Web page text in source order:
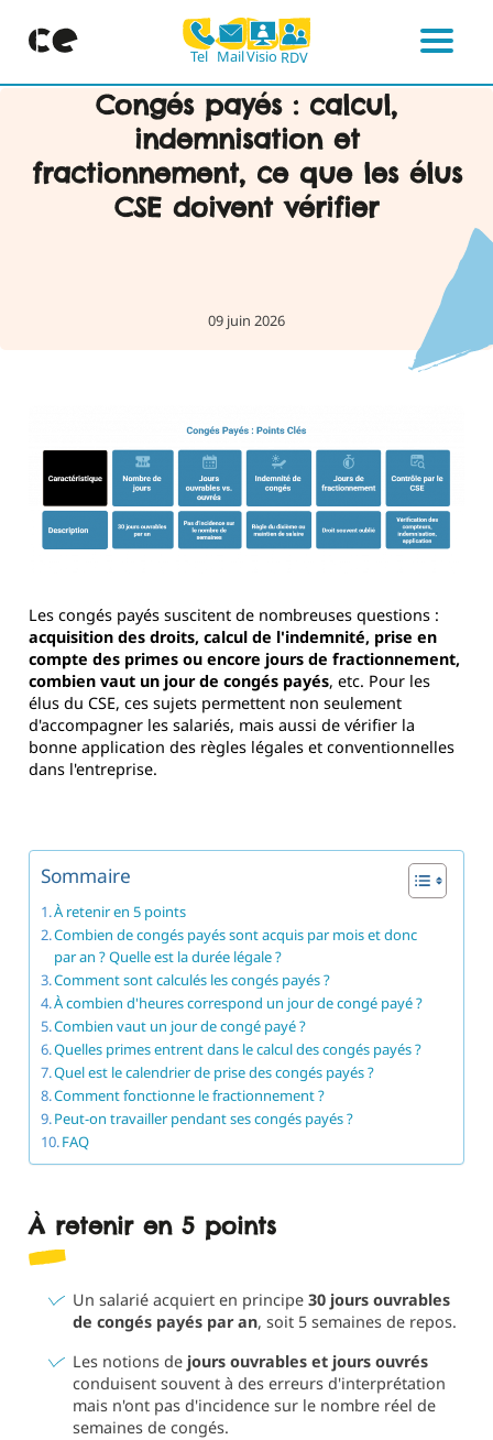
Tel MailVisio RDV
Congés payés : calcul,
indemnisation et
fractionnement, ce que les élus
CSE doivent vérifier
09 juin 2026
Les congés payés suscitent de nombreuses questions :
acquisition des droits, calcul de l'indemnité, prise en
compte des primes ou encore jours de fractionnement,
combien vaut un jour de congés payés, etc. Pour les
élus du CSE, ces sujets permettent non seulement
d'accompagner les salariés, mais aussi de vérifier la
bonne application des règles légales et conventionnelles
dans l'entreprise.
Sommaire
À retenir en 5 points
Combien de congés payés sont acquis par mois et donc
par an ? Quelle est la durée légale ?
Comment sont calculés les congés payés ?
À combien d'heures correspond un jour de congé payé ?
Combien vaut un jour de congé payé ?
Quelles primes entrent dans le calcul des congés payés ?
Quel est le calendrier de prise des congés payés ?
Comment fonctionne le fractionnement ?
Peut-on travailler pendant ses congés payés ?
FAQ
À retenir en 5 points
Un salarié acquiert en principe 30 jours ouvrables
de congés payés par an, soit 5 semaines de repos.
Les notions de jours ouvrables et jours ouvrés
conduisent souvent à des erreurs d'interprétation
mais n'ont pas d'incidence sur le nombre réel de
semaines de congés.